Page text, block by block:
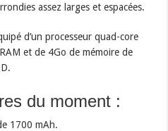
assez larges et espacées.
d’un processeur quad-core
et de 4Go de mémoire de
du moment :
1700 mAh.